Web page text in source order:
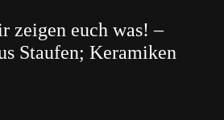
zeigen euch was! –
Staufen; Keramiken